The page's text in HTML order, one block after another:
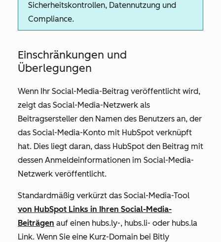
Sicherheitskontrollen, Datennutzung und
Compliance.
Einschränkungen und
Überlegungen
Wenn Ihr Social-Media-Beitrag veröffentlicht wird,
zeigt das Social-Media-Netzwerk als
Beitragsersteller den Namen des Benutzers an, der
das Social-Media-Konto mit HubSpot verknüpft
hat. Dies liegt daran, dass HubSpot den Beitrag mit
dessen Anmeldeinformationen im Social-Media-
Netzwerk veröffentlicht.
Standardmäßig verkürzt das Social-Media-Tool
von HubSpot Links in Ihren Social-Media-
Beiträgen auf einen hubs.ly-, hubs.li- oder hubs.la
Link. Wenn Sie eine Kurz-Domain bei Bitly